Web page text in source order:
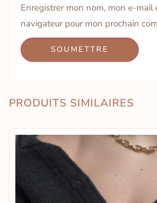
Enregistrer mon nom, mon e-mail
navigateur pour mon prochain
PRODUITS SIMILAIRES